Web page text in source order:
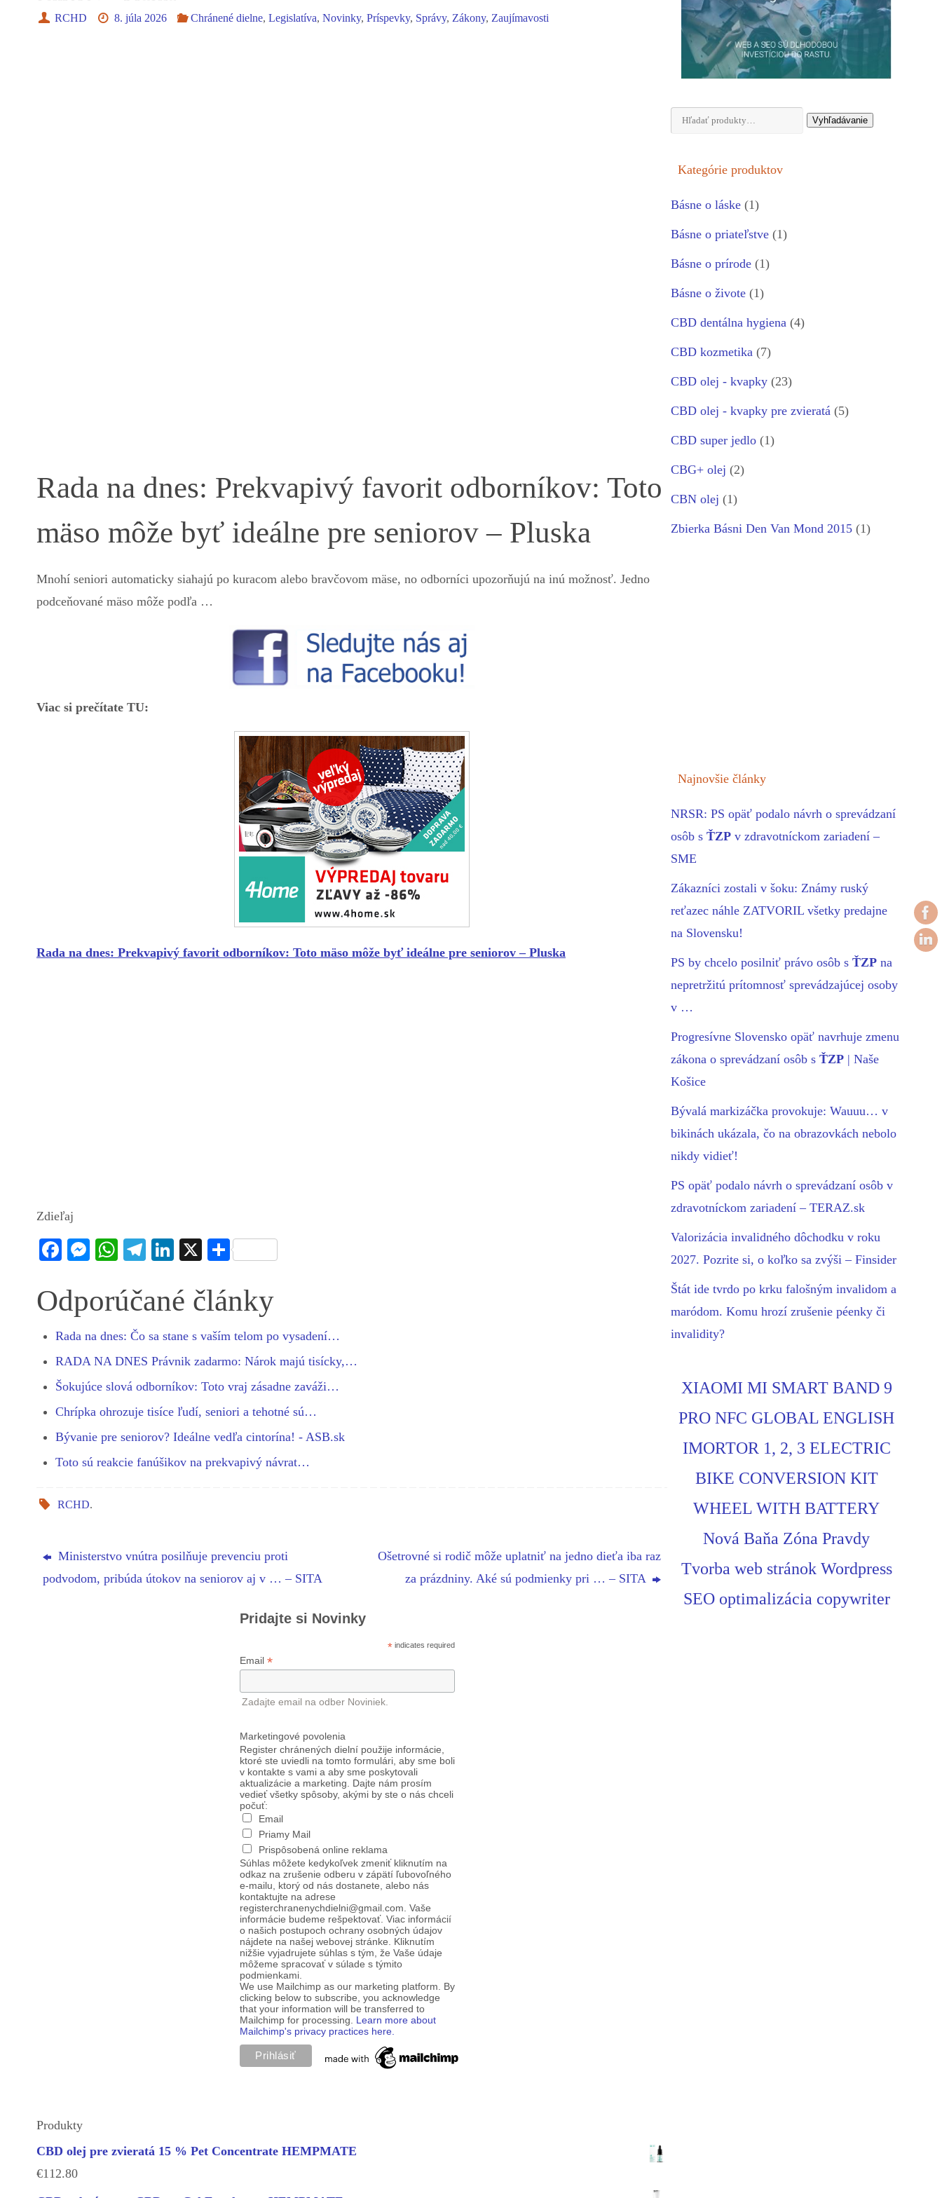
RCHD 8. júla 2026 Chránené dielne,Legislatíva,Novinky,Príspevky, Správy,Zákony,Zaujímavosti
Rada na dnes: Prekvapivý favorit odborníkov: Toto
mäso môže byť ideálne pre seniorov – Pluska
Mnohí seniori automaticky siahajú po kuracom alebo bravčovom mäse, no odborníci upozorňujú na inú možnosť. Jedno
podceňované mäso môže podľa …
Viac si prečítate TU:
Rada na dnes: Prekvapivý favorit odborníkov: Toto mäso môže byť ideálne pre seniorov – Pluska
Zdieľaj
Fa
bo
ok
M
se
ng
er
W
ts
A
pp
Te
gr
a
m
Li
ed
In
X S
re
Odporúčané články
Rada na dnes: Čo sa stane s vaším telom po vysadení…
RADA NA DNES Právnik zadarmo: Nárok majú tisícky,…
Šokujúce slová odborníkov: Toto vraj zásadne zaváži…
Chrípka ohrozuje tisíce ľudí, seniori a tehotné sú…
Bývanie pre seniorov? Ideálne vedľa cintorína! - ASB.sk
Toto sú reakcie fanúšikov na prekvapivý návrat…
RCHD.
Ministerstvo vnútra posilňuje prevenciu proti
podvodom, pribúda útokov na seniorov aj v … – SITA
Ošetrovné si rodič môže uplatniť na jedno dieťa iba raz
za prázdniny. Aké sú podmienky pri … – SITA
Pridajte si Novinky
* indicates required
Email *
Zadajte email na odber Noviniek.
Marketingové povolenia
Register chránených dielní použije informácie,
ktoré ste uviedli na tomto formulári, aby sme boli
v kontakte s vami a aby sme poskytovali
aktualizácie a marketing. Dajte nám prosím
vedieť všetky spôsoby, akými by ste o nás chceli
počuť:
Email
Priamy Mail
Prispôsobená online reklama
Súhlas môžete kedykoľvek zmeniť kliknutím na
odkaz na zrušenie odberu v zápätí ľubovoľného
e-mailu, ktorý od nás dostanete, alebo nás
kontaktujte na adrese
registerchranenychdielni@gmail.com. Vaše
informácie budeme rešpektovať. Viac informácií
o našich postupoch ochrany osobných údajov
nájdete na našej webovej stránke. Kliknutím
nižšie vyjadrujete súhlas s tým, že Vaše údaje
môžeme spracovať v súlade s týmito
podmienkami.
We use Mailchimp as our marketing platform. By
clicking below to subscribe, you acknowledge
that your information will be transferred to
Mailchimp for processing. Learn more about
Mailchimp's privacy practices here.
Produkty
CBD olej pre zvieratá 15 % Pet Concentrate HEMPMATE
€112.80
Hľadať: Vyhľadávanie
Kategórie produktov
Básne o láske (1)
Básne o priateľstve (1)
Básne o prírode (1)
Básne o živote (1)
CBD dentálna hygiena (4)
CBD kozmetika (7)
CBD olej - kvapky (23)
CBD olej - kvapky pre zvieratá (5)
CBD super jedlo (1)
CBG+ olej (2)
CBN olej (1)
Zbierka Básni Den Van Mond 2015 (1)
Najnovšie články
NRSR: PS opäť podalo návrh o sprevádzaní
osôb s ŤZP v zdravotníckom zariadení –
SME
Zákazníci zostali v šoku: Známy ruský
reťazec náhle ZATVORIL všetky predajne
na Slovensku!
PS by chcelo posilniť právo osôb s ŤZP na
nepretržitú prítomnosť sprevádzajúcej osoby
v …
Progresívne Slovensko opäť navrhuje zmenu
zákona o sprevádzaní osôb s ŤZP | Naše
Košice
Bývalá markizáčka provokuje: Wauuu… v
bikinách ukázala, čo na obrazovkách nebolo
nikdy vidieť!
PS opäť podalo návrh o sprevádzaní osôb v
zdravotníckom zariadení – TERAZ.sk
Valorizácia invalidného dôchodku v roku
2027. Pozrite si, o koľko sa zvýši – Finsider
Štát ide tvrdo po krku falošným invalidom a
maródom. Komu hrozí zrušenie péenky či
invalidity?
XIAOMI MI SMART BAND 9
PRO NFC GLOBAL ENGLISH
IMORTOR 1, 2, 3 ELECTRIC
BIKE CONVERSION KIT
WHEEL WITH BATTERY
Nová Baňa Zóna Pravdy
Tvorba web stránok Wordpress
SEO optimalizácia copywriter